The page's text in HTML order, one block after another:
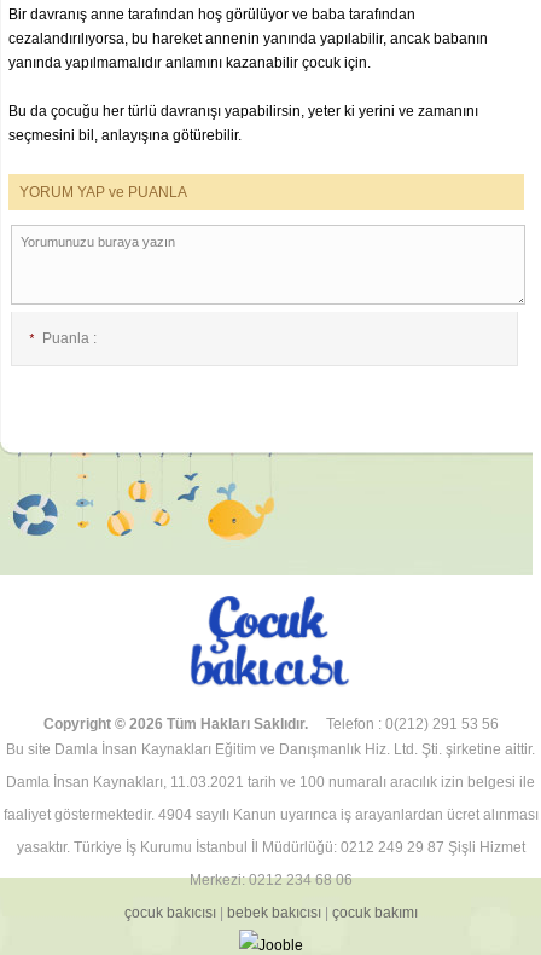
Bir davranış anne tarafından hoş görülüyor ve baba tarafından
cezalandırılıyorsa, bu hareket annenin yanında yapılabilir, ancak babanın
yanında yapılmamalıdır anlamını kazanabilir çocuk için.
Bu da çocuğu her türlü davranışı yapabilirsin, yeter ki yerini ve zamanını
seçmesini bil, anlayışına götürebilir.
YORUM YAP ve PUANLA
* Puanla :
İsim :
Copyright © 2026 Tüm Hakları Saklıdır.
Telefon : 0(212) 291 53 56
Bu site Damla İnsan Kaynakları Eğitim ve Danışmanlık Hiz. Ltd. Şti. şirketine aittir.
Damla İnsan Kaynakları, 11.03.2021 tarih ve 100 numaralı aracılık izin belgesi ile
faaliyet göstermektedir. 4904 sayılı Kanun uyarınca iş arayanlardan ücret alınması
yasaktır. Türkiye İş Kurumu İstanbul İl Müdürlüğü: 0212 249 29 87 Şişli Hizmet
Merkezi: 0212 234 68 06
çocuk bakıcısı| bebek bakıcısı| çocuk bakımı